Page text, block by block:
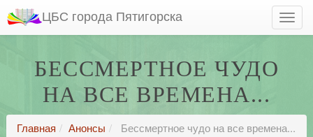
ЦБС города Пятигорска
БЕССМЕРТНОЕ ЧУДО
НА ВСЕ ВРЕМЕНА...
Главная Анонсы Бессмертное чудо на все времена...